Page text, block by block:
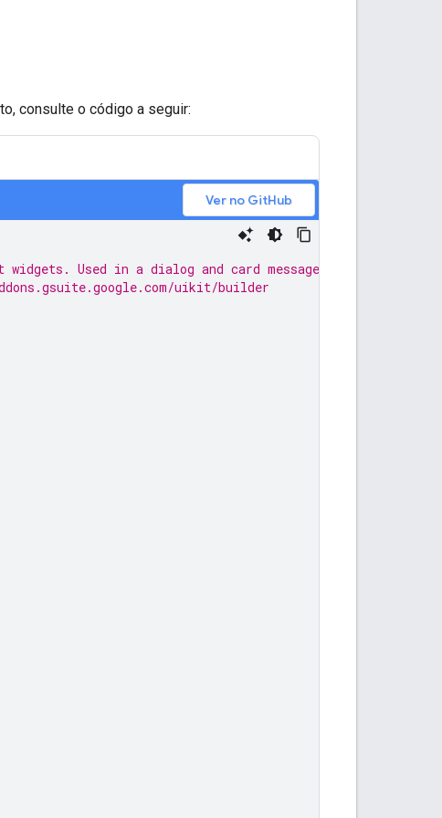
consulte o código a seguir:
Ver no GitHub
Used in a dialog and card message.
uikit/builder